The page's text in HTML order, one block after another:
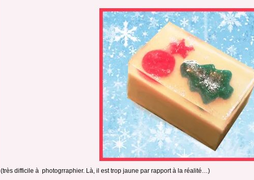
(très difficile à photogrraphier. Là, il est trop jaune par rapport à la réalité…)